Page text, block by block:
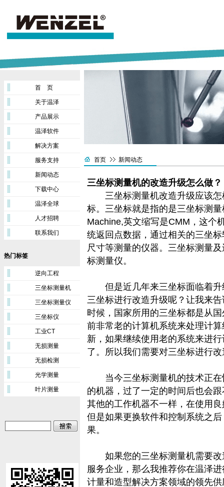
首 页
关于温泽
产品展示
温泽软件
解决方案
服务支持
新闻动态
下载中心
温泽全球
人才招聘
联系我们
热门标签
逆向工程
三坐标测量机
三坐标测量仪
三坐标仪
工业CT
无损测量
无损检测
光学测量
叶片测量
首页 新闻动态
三坐标测量机的改造升级怎么做？
三坐标测量机改造升级应该怎
标。三坐标就是指的是三坐标测
Machine,英文缩写是CMM，这个
统返回点数据，通过相关的三坐
尺寸等测量的仪器。三坐标测量
标测量仪。
但是近几年来三坐标面临着
三坐标进行改造升级呢？让我来
时候，国家所用的三坐标都是从
前非常老的计算机系统来处理计
新，如果继续使用老的系统来进
了。所以我们需要对三坐标进行
当今三坐标测量机的技术正在
的机器，过了一定的时间后也会
其他的工作机器不一样，在使用
但是如果更换软件和控制系统之
果。
如果您的三坐标测量机需要
服务企业，那么我推荐你在温泽
计量和造型解决方案领域的领先